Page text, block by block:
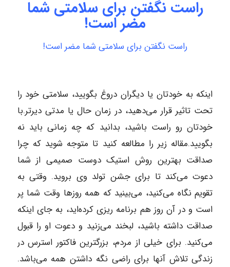
راست نگفتن برای سلامتی شما
مضر است!
راست نگفتن برای سلامتی شما مضر است!
اینکه به خودتان یا دیگران دروغ بگویید، سلامتی خود را
تحت تاثیر قرار می‌دهید، در زمان حال یا مدتی دیرتر.با
خودتان رو راست باشید، بدانید که چه زمانی باید نه
بگویید.مقاله زیر را مطالعه کنید تا متوجه شوید که چرا
صداقت بهترین روش استیک دوست صمیمی از شما
دعوت می‌کند تا برای جشن تولد وی بروید. وقتی به
تقویم نگاه می‌کنید، می‌بینید که همه روزها وقت شما پر
است و در آن روز هم برنامه ریزی کرده‌اید، به جای اینکه
صداقت داشته باشید، لبخند می‌زنید و دعوت او را قبول
می‌کنید. برای خیلی از مردم، بزرگترین فاکتور استرس در
زندگی تلاش آنها برای راضی نگه داشتن همه می‌باشد.